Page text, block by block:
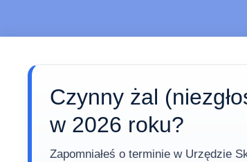
Czynny żal
w 2026 roku?
Zapomniałeś o terminie w Urzędzie